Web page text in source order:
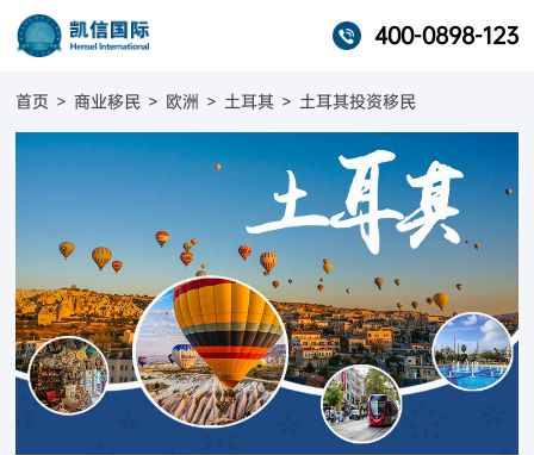
400-0898-123
首页 > 商业移民 > 欧洲 > 土耳其 > 土耳其投资移民